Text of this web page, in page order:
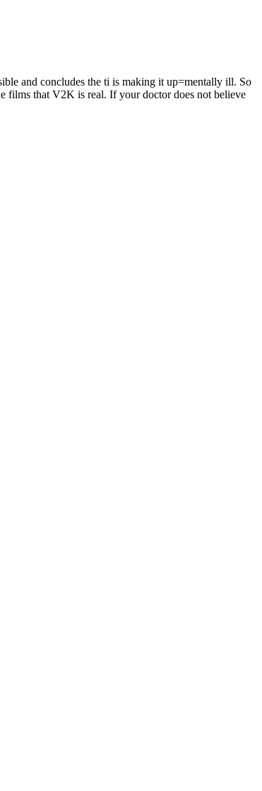
and concludes the ti is making it up=mentally ill. So
films that V2K is real. If your doctor does not believe